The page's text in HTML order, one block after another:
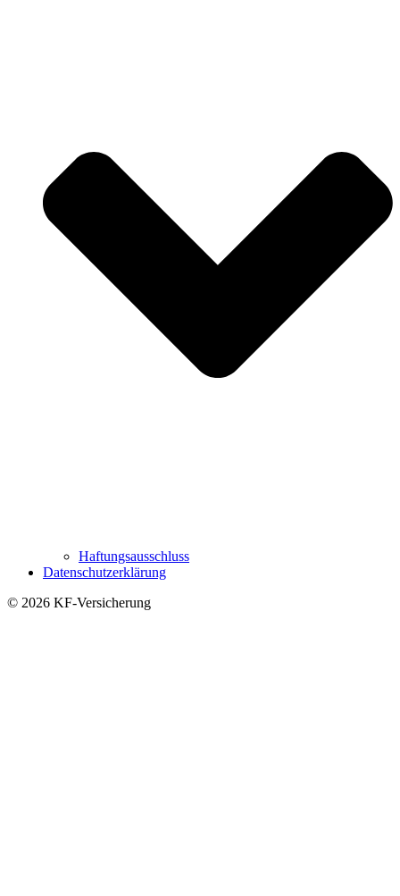
Haftungsausschluss
Datenschutzerklärung
© 2026 KF-Versicherung